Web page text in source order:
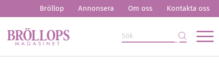
Bröllop Annonsera Om oss Kontakta oss